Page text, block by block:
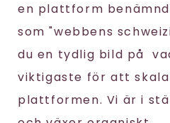
en plattform
som "webbens
du en tydlig bild på
viktigaste för att
plattformen. Vi är i